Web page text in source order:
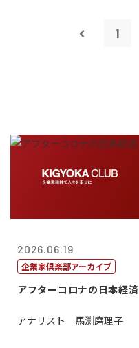
1
2026.06.19
企業家倶楽部アーカイブ
アフターコロナの日本経済
アナリスト 馬渕磨理子